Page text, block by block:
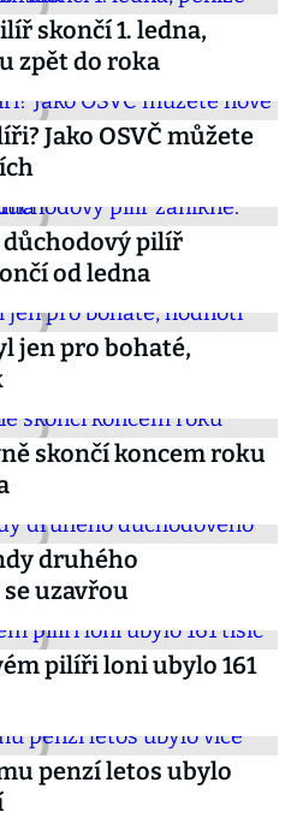
skončí 1. ledna,
zpět do roka
Jako OSVČ můžete
pilíř
od ledna
jen pro bohaté,
skončí koncem roku
druhého
uzavřou
pilíři loni ubylo 161
penzí letos ubylo